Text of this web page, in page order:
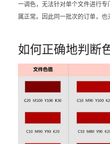
一调色，无法针对单个文件进行
属正常。因此同一批次的订单，也
如何正确地判断